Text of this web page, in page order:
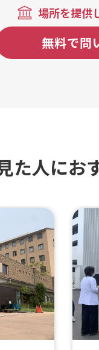
近江牛
り弁当、
小、と
、ジョ
当 中、
ミックス)
・モモの
当 小、
ス、ゴ
ト、ゆ
らあげ
旨出汁
からあ
/レモン
、コー
IC
有機ロ
の紅い
場所を提供
無料で問
た人にお